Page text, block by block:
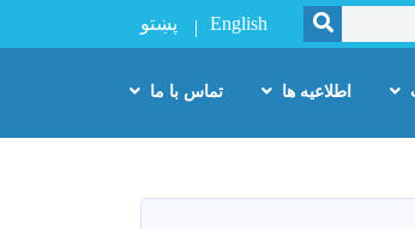
SEARCH
English پښتو
اطلاعیه ها تماس با ما